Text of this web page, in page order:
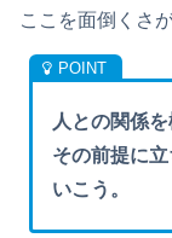
ここを面倒くさ
人との関係
その前提に
いこう。